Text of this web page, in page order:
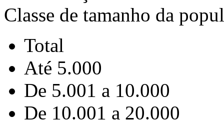
Classe de tamanho da
Total
Até 5.000
De 5.001 a 10.000
De 10.001 a 20.000